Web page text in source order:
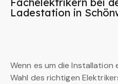
Ladestation in
Wenn es um die Installation
Wahl des richtigen